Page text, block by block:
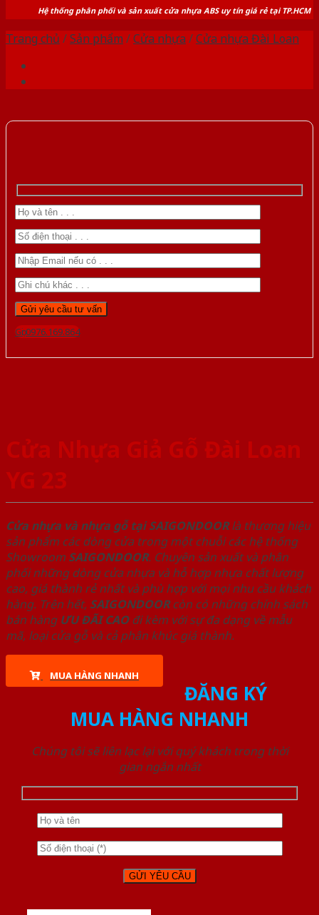
Hệ thống phân phối và sản xuất cửa nhựa ABS uy tín giá rẻ tại TP.HCM
Trang chủ /Sản phẩm /Cửa nhựa /Cửa nhựa Đài Loan
Gọi 0976.169.864
Cửa Nhựa Giả Gỗ Đài Loan
YG 23
Cửa nhựa và nhựa gỗ tại SAIGONDOORlà thương hiệu
sản phẩm các dòng cửa trong một chuỗi các hệ thống
Showroom SAIGONDOOR. Chuyên sản xuất và phân
phối những dòng cửa nhựa và hỗ hợp nhựa chất lượng
cao, giá thành rẻ nhất và phù hợp với mọi nhu cầu khách
hàng. Trên hết, SAIGONDOORcòn có những chính sách
bán hàng ƯU ĐÃI CAOđi kèm với sự đa dạng về mẫu
mã, loại cửa gỗ và cả phân khúc giá thành.
MUA HÀNG NHANH
ĐĂNG KÝ
MUA HÀNG NHANH
Chúng tôi sẽ liên lạc lại với quý khách trong thời
gian ngắn nhất